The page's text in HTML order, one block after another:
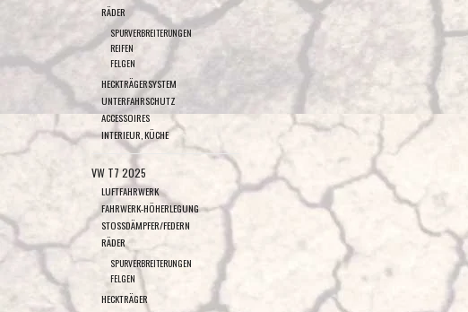
RÄDER
SPURVERBREITERUNGEN
REIFEN
FELGEN
HECKTRÄGERSYSTEM
UNTERFAHRSCHUTZ
ACCESSOIRES
INTERIEUR, KÜCHE
VW T7 2025
LUFTFAHRWERK
FAHRWERK-HÖHERLEGUNG
STOSSDÄMPFER/FEDERN
RÄDER
SPURVERBREITERUNGEN
FELGEN
HECKTRÄGER